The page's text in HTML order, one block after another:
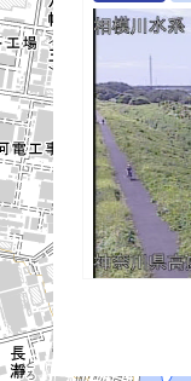
fast_rewind